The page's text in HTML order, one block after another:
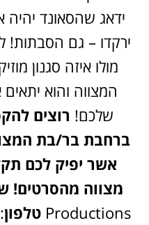
ידאג שהסאונד יהיה
ירקדו – גם הסבתות!
מולו איזה סגנון
המצווה והוא
שלכם! רוצים
ברחבת בר/בת
אשר יפיק לכם
מצווה מהסרטים!
Productions טלפון: 0544574706